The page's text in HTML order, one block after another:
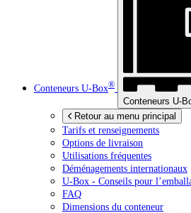
Conteneurs U-Box®
Conteneurs U-
Retour au menu principal
Tarifs et renseignements
Options de livraison
Utilisations fréquentes
Déménagements internationaux
U-Box - Conseils pour
FAQ
Dimensions du conteneur